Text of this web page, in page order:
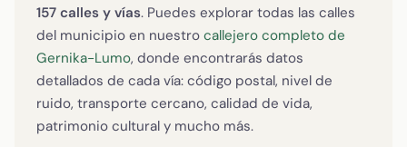
157 calles y vías. Puedes explorar todas las calles
del municipio en nuestro callejero completo de
Gernika-Lumo, donde encontrarás datos
detallados de cada vía: código postal, nivel de
ruido, transporte cercano, calidad de vida,
patrimonio cultural y mucho más.